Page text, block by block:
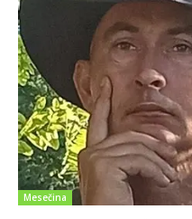
Mesečina